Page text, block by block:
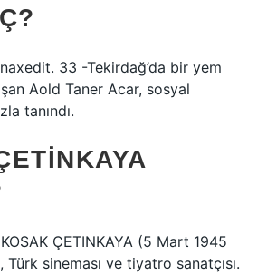
33 -Tekirdağ’da bir yem
Aold Taner Acar, sosyal
tanındı.
ÇETINKAYA (5 Mart 1945
sineması ve tiyatro sanatçısı.